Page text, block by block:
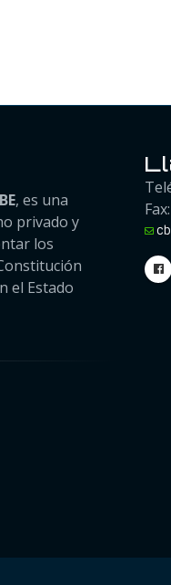
, es una
privado y
los
el Estado